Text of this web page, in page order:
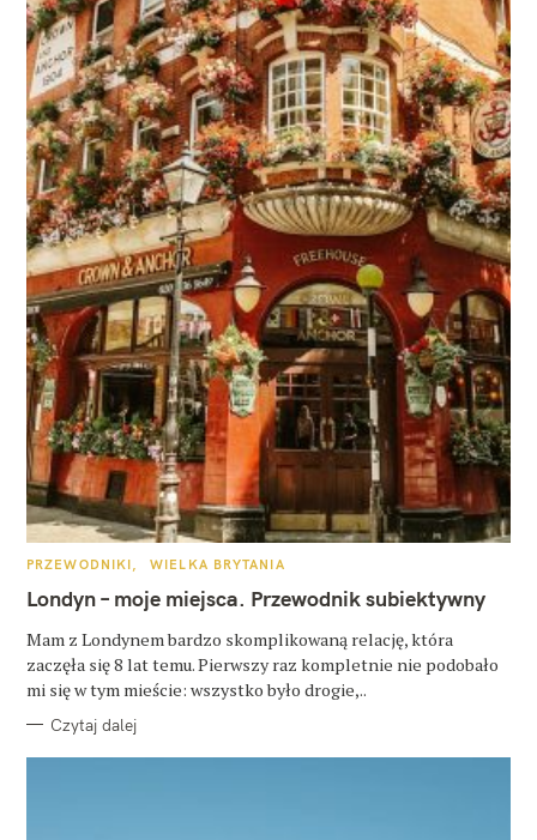
K
T
E
O
R
I
PRZEWODNIKI WIELKA BRYTANIA
Londyn – moje miejsca. Przewodnik subiektywny
Mam z Londynem bardzo skomplikowaną relację, która
zaczęła się 8 lat temu. Pierwszy raz kompletnie nie podobało
mi się w tym mieście: wszystko było drogie,..
Czytaj dalej